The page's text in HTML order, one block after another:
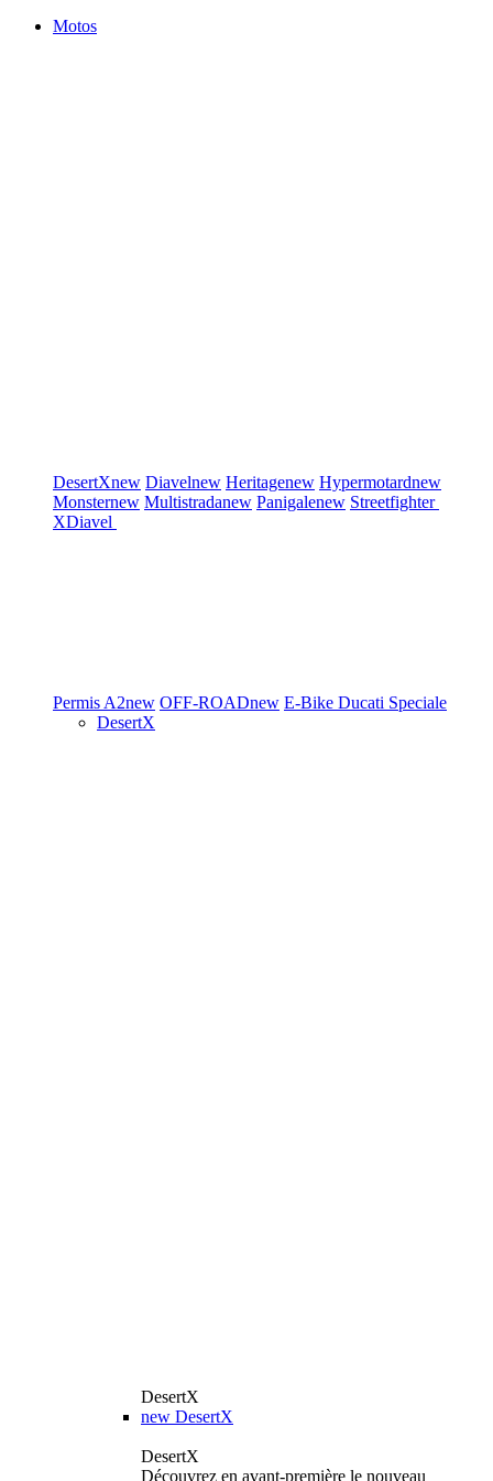
Motos
DesertXnew Diavelnew Heritagenew Hypermotardnew
Monsternew Multistradanew Panigalenew Streetfighter
XDiavel
Permis A2new OFF-ROADnew E-Bike Ducati Speciale
DesertX
DesertX
new DesertX
DesertX
Découvrez en avant-première le nouveau